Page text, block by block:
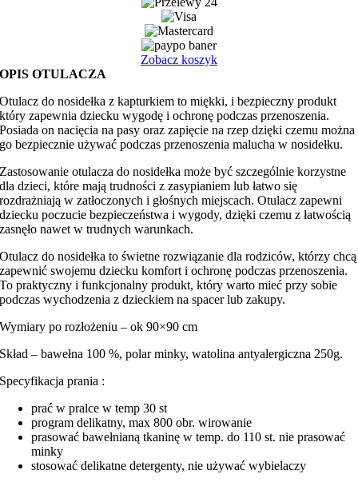
Zobacz koszyk
OPIS OTULACZA
Otulacz do nosidełka z kapturkiem to miękki, i bezpieczny produkt
który zapewnia dziecku wygodę i ochronę podczas przenoszenia.
Posiada on nacięcia na pasy oraz zapięcie na rzep dzięki czemu można
go bezpiecznie używać podczas przenoszenia malucha w nosidełku.
Zastosowanie otulacza do nosidełka może być szczególnie korzystne
dla dzieci, które mają trudności z zasypianiem lub łatwo się
rozdrażniają w zatłoczonych i głośnych miejscach. Otulacz zapewni
dziecku poczucie bezpieczeństwa i wygody, dzięki czemu z łatwością
zasnęło nawet w trudnych warunkach.
Otulacz do nosidełka to świetne rozwiązanie dla rodziców, którzy chcą
zapewnić swojemu dziecku komfort i ochronę podczas przenoszenia.
To praktyczny i funkcjonalny produkt, który warto mieć przy sobie
podczas wychodzenia z dzieckiem na spacer lub zakupy.
Wymiary po rozłożeniu – ok 90×90 cm
Skład – bawełna 100 %, polar minky, watolina antyalergiczna 250g.
Specyfikacja prania :
prać w pralce w temp 30 st
program delikatny, max 800 obr. wirowanie
prasować bawełnianą tkaninę w temp. do 110 st. nie prasować
minky
stosować delikatne detergenty, nie używać wybielaczy